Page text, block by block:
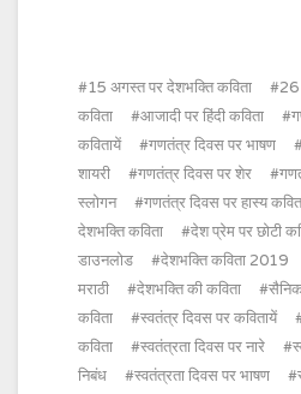
15 अगस्त पर देशभक्ति कविता
26
कविता
आजादी पर हिंदी कविता
कवितायें
गणतंत्र दिवस पर भाषण
शायरी
गणतंत्र दिवस पर शेर
स्लोगन
गणतंत्र दिवस पर हास्य
देशभक्ति कविता
देश प्रेम पर छोटी
डाउनलोड
देशभक्ति कविता 2019
मराठी
देशभक्ति की कविता
कविता
स्वतंत्र दिवस पर कवितायें
कविता
स्वतंत्रता दिवस पर नारे
निबंध
स्वतंत्रता दिवस पर भाषण